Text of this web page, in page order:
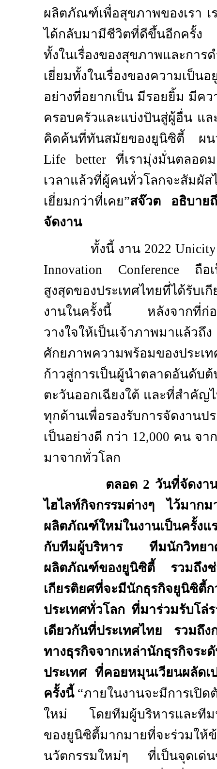
ผลิตภัณฑ์เพื่อสุขภาพของเรา เ
ได้กลับมามีชีวิตที่ดีขึ้นอีกครั้ง
ทั้งในเรื่องของสุขภาพและก
เยี่ยมทั้งในเรื่องของความเป็
อย่างที่อยากเป็น มีรอยยิ้ม มีค
ครอบครัวและแบ่งปันสู่ผู้อื่น แล
คิดค้นที่ทันสมัยของยูนิซิตี้
Life better ที่เรามุ่งมั่นตลอด
เวลาแล้วที่ผู้คนทั่วโลกจะสัมผั
เยี่ยมกว่าที่เคย”สจ๊วต อธิบาย
จัดงาน
ทั้งนี้ งาน 2022
Innovation Conference ถือ
สูงสุดของประเทศไทยที่ได้รับเ
งานในครั้งนี้ หลังจากที่ก่อ
วางใจให้เป็นเจ้าภาพมาแล้ว
ศักยภาพความพร้อมของประเ
ก้าวสู่การเป็นผู้นำตลาดอันดับ
ตะวันออกเฉียงใต้ และที่สำคัญ
ทุกด้านเพื่อรองรับการจัดงาน
เป็นอย่างดี กว่า 12,000 คน จา
มาจากทั่วโลก
ตลอด 2 วันที่จัดงา
ไฮไลท์กิจกรรมต่างๆ ไว้มาก
ผลิตภัณฑ์ใหม่ในงานเป็นครั้ง
กับทีมผู้บริหาร ทีมนักวิทยา
ผลิตภัณฑ์ของยูนิซิตี้ รวมถึงช่
เกียรติยศที่จะมีนักธุรกิจยูนิซิตี้
ประเทศทั่วโลก ที่มาร่วมรับโล่
เดียวกันที่ประเทศไทย รวมถึง
ทางธุรกิจจากเหล่านักธุรกิจระ
ประเทศ ที่คอยหมุนเวียนผลัดเ
ครั้งนี้“ภายในงานจะมีการเปิ
ใหม่
โดยทีมผู้บริหารและที
ของยูนิซิตี้มากมายที่จะร่วมให้
นวัตกรรมใหม่ๆ ที่เป็นจุดเด่